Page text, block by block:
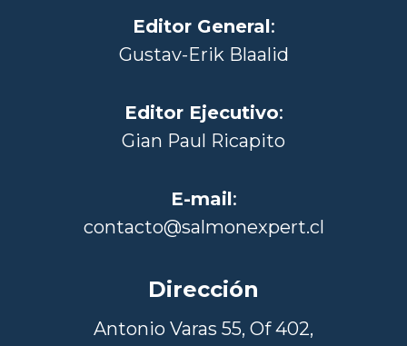
Editor General:
Gustav-Erik Blaalid
Editor Ejecutivo:
Gian Paul Ricapito
E-mail:
contacto@salmonexpert.cl
Dirección
Antonio Varas 55, Of 402,